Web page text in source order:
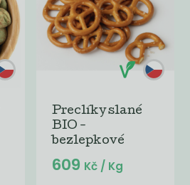
Preclíky slané
BIO -
bezlepkové
609 Kč / Kg